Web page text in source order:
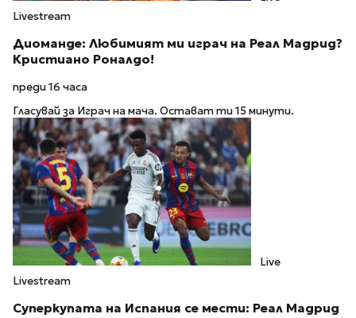
Livestream
Диоманде: Любимият ми играч на Реал Мадрид?
Кристиано Роналдо!
преди 16 часа
Гласувай за Играч на мача. Остават ти 15 минути.
Live
Livestream
Суперкупата на Испания се мести: Реал Мадрид